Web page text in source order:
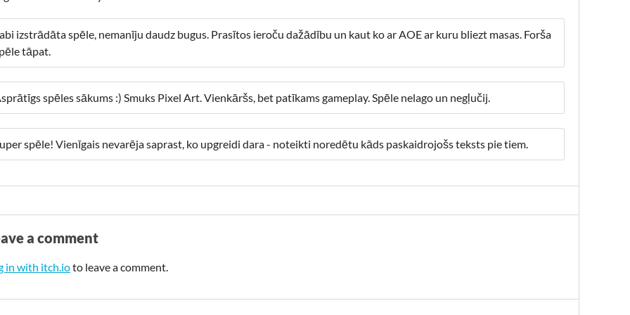
izstrādāta spēle, nemanīju daudz bugus. Prasītos ieroču dažādību un kaut ko ar AOE ar kuru bliezt masas. Forša
tāpat.
spēles sākums :) Smuks Pixel Art. Vienkāršs, bet patīkams gameplay. Spēle nelago un negļučij.
spēle! Vienīgais nevarēja saprast, ko upgreidi dara - noteikti noredētu kāds paskaidrojošs teksts pie tiem.
a comment
in with itch.ioto leave a comment.